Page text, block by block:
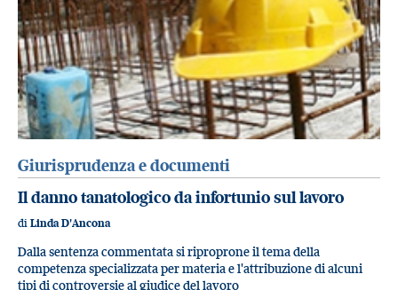
Giurisprudenza e documenti
Il danno tanatologico da infortunio sul lavoro
di Linda D'Ancona
Dalla sentenza commentata si riproprone il tema della
competenza specializzata per materia e l'attribuzione di alcuni
tipi di controversie al giudice del lavoro